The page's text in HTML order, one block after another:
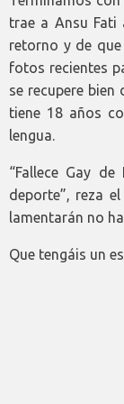
trae a Ansu Fati
retorno y de que
fotos recientes
se recupere
tiene 18 años
lengua.
“Fallece Gay
deporte”, reza
lamentarán no
Que tengáis un